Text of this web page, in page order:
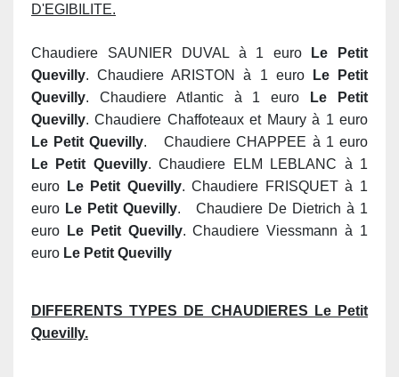
D'EGIBILITE.
Chaudiere SAUNIER DUVAL à 1 euro
Le Petit
Quevilly. Chaudiere ARISTON à 1 euro
Le Petit
Quevilly. Chaudiere Atlantic à 1 euro
Le Petit
Quevilly. Chaudiere Chaffoteaux et Maury à 1 euro
Le Petit Quevilly. Chaudiere CHAPPEE à 1 euro
Le Petit Quevilly. Chaudiere ELM LEBLANC à 1
euro
Le Petit Quevilly. Chaudiere FRISQUET à 1
euro Le Petit Quevilly. Chaudiere De Dietrich à 1
euro
Le Petit Quevilly. Chaudiere Viessmann à 1
euro Le Petit Quevilly
DIFFERENTS TYPES DE CHAUDIERES Le Petit
Quevilly.